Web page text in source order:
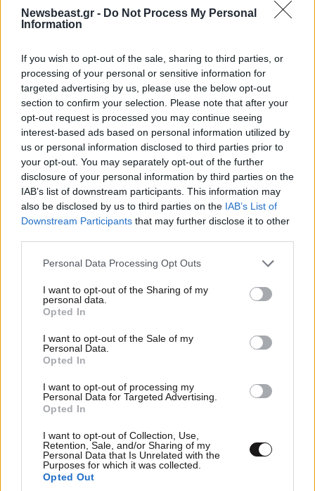
Newsbeast.gr - Do Not Process My Personal
Information
If you wish to opt-out of the sale, sharing to third parties, or
processing of your personal or sensitive information for
targeted advertising by us, please use the below opt-out
section to confirm your selection. Please note that after your
opt-out request is processed you may continue seeing
interest-based ads based on personal information utilized by
us or personal information disclosed to third parties prior to
your opt-out. You may separately opt-out of the further
disclosure of your personal information by third parties on the
IAB’s list of downstream participants. This information may
also be disclosed by us to third parties on the IAB’s List of
Downstream Participants that may further disclose it to other
Please note that this website/app uses one or more Google
not limited to your visit or usage behaviour. You may click to
grant or deny consent to Google and its third-party tags to
use your data for below specified purposes in below Google
consent section.
Personal Data Processing Opt Outs
I want to opt-out of the Sharing of my
personal data.
Opted In
I want to opt-out of the Sale of my
Personal Data.
Opted In
I want to opt-out of processing my
Personal Data for Targeted Advertising.
Opted In
I want to opt-out of Collection, Use,
Retention, Sale, and/or Sharing of my
Personal Data that Is Unrelated with the
Purposes for which it was collected.
Opted Out
giani 01·01·2015 01:09
Απαντήστε
TRENDING